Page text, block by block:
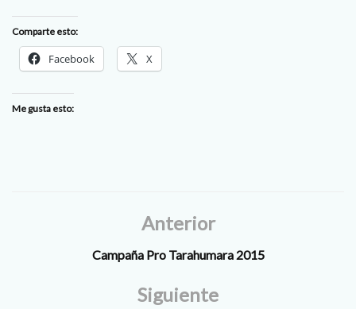
Comparte esto:
Facebook X
Me gusta esto:
Anterior
Campaña Pro Tarahumara 2015
Siguiente